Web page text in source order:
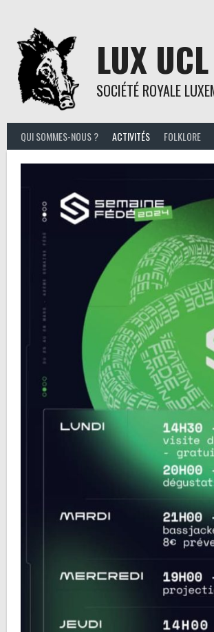
LUX UCL
SOCIÉTÉ ROYALE
QUI SOMMES-NOUS ? ACTIVITÉS FOLKLORE